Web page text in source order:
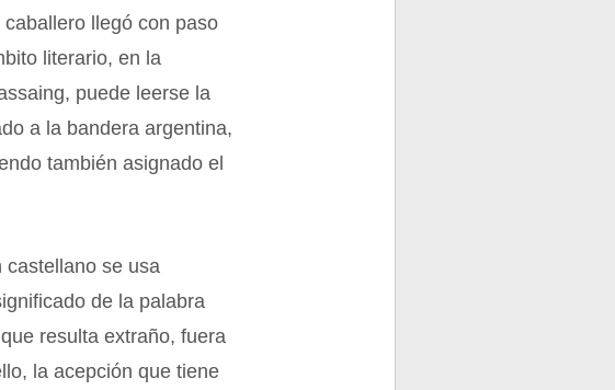
llegó con paso
literario, en la
puede leerse la
a la bandera argentina,
también asignado el
castellano se usa
de la palabra
resulta extraño, fuera
la acepción que tiene